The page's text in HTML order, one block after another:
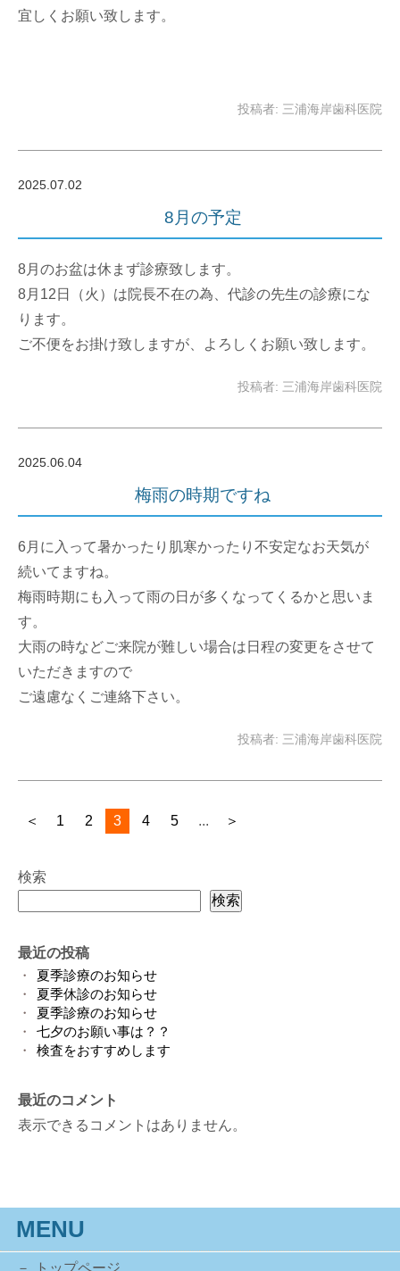
宜しくお願い致します。
投稿者: 三浦海岸歯科医院
2025.07.02
8月の予定
8月のお盆は休まず診療致します。
8月12日（火）は院長不在の為、代診の先生の診療にな
ります。
ご不便をお掛け致しますが、よろしくお願い致します。
投稿者: 三浦海岸歯科医院
2025.06.04
梅雨の時期ですね
6月に入って暑かったり肌寒かったり不安定なお天気が
続いてますね。
梅雨時期にも入って雨の日が多くなってくるかと思いま
す。
大雨の時などご来院が難しい場合は日程の変更をさせて
いただきますので
ご遠慮なくご連絡下さい。
投稿者: 三浦海岸歯科医院
＜ 1 2 3 4 5 ... ＞
検索
検索
最近の投稿
夏季診療のお知らせ
夏季休診のお知らせ
夏季診療のお知らせ
七夕のお願い事は？？
検査をおすすめします
最近のコメント
表示できるコメントはありません。
MENU
トップページ